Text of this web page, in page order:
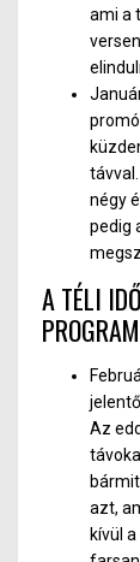
ami a
négy
pedig
A TÉLI
Az
azt,
kívül